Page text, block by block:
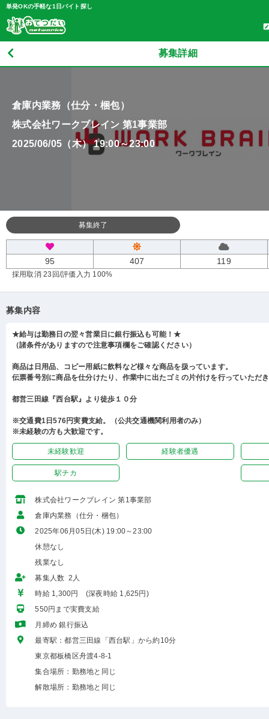
単発OKの手軽な1日バイト探し
募集詳細
倉庫内業務（仕分・梱包）
株式会社ワークブレイン 第1事業部
2025/06/05（木） 19:00～23:00
募集終了
95 407 119
採用取消 23回/評価入力 100%
募集内容
★給与は勤務日の翌々営業日に銀行振込も可能！★
（諸条件がありますので注意事項欄をご確認ください）
商品は日用品、コピー用紙に飲料など様々な商品を扱っています。
伝票番号別に商品を仕分けたり、作業中に出たゴミの片付けを行っていただ
都営三田線『西台駅』より徒歩１０分
※交通費1日576円実費支給。（公共交通機関利用者のみ）
※未経験の方も大歓迎です。
未経験歓迎 経験者優遇
駅チカ
株式会社ワークブレイン 第1事業部
倉庫内業務（仕分・梱包）
2025年06月05日(木) 19:00～23:00
休憩なし
残業なし
募集人数 2人
時給 1,300円 (深夜時給 1,625円)
550円まで実費支給
月締め 銀行振込
最寄駅：都営三田線「西台駅」から約10分
東京都板橋区舟渡4-8-1
集合場所：勤務地と同じ
解散場所：勤務地と同じ